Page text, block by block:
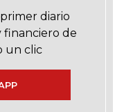
diario
financiero de
un clic